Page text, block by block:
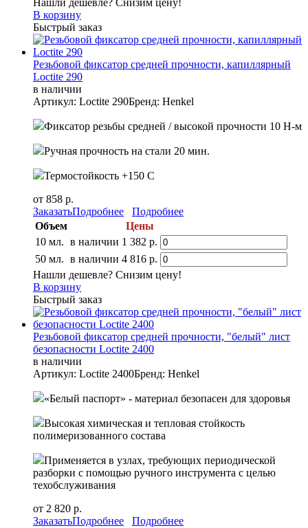
В корзину
Быстрый заказ
Резьбовой фиксатор средней прочности, капиллярный
Loctite 290
в наличии
Артикул: Loctite 290Бренд: Henkel
Фиксатор резьбы средней / высокой прочности 10 Н-м
Ручная прочность на стали 20 мин.
Термостойкость +150 С
от 858 р.
ЗаказатьПодробнее
Подробнее
Объем
Цены
10 мл. в наличии 1 382 р.
50 мл. в наличии 4 816 р.
Нашли дешевле? Снизим цену!
В корзину
Быстрый заказ
Резьбовой фиксатор средней прочности, "белый" лист
безопасности Loctite 2400
в наличии
Артикул: Loctite 2400Бренд: Henkel
«Белый паспорт» - материал безопасен для здоровья
Высокая химическая и тепловая стойкость
полимеризованного состава
Применяется в узлах, требующих периодической
разборки с помощью ручного инструмента с целью
техобслуживания
от 2 820 р.
ЗаказатьПодробнее
Подробнее